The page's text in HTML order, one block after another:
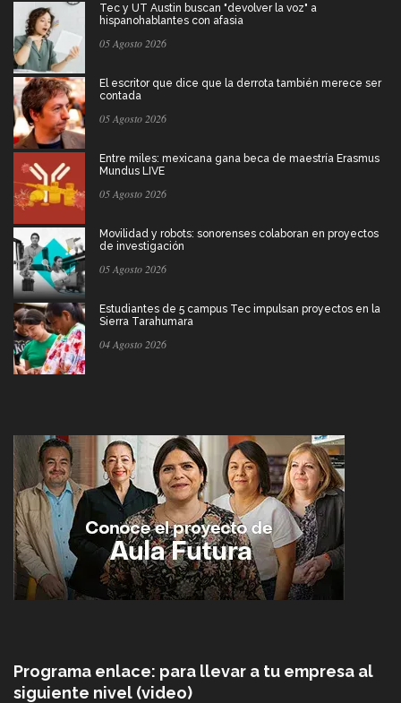
Tec y UT Austin buscan "devolver la voz" a
hispanohablantes con afasia
05 Agosto 2026
El escritor que dice que la derrota también merece ser
contada
05 Agosto 2026
Entre miles: mexicana gana beca de maestría Erasmus
Mundus LIVE
05 Agosto 2026
Movilidad y robots: sonorenses colaboran en proyectos
de investigación
05 Agosto 2026
Estudiantes de 5 campus Tec impulsan proyectos en la
Sierra Tarahumara
04 Agosto 2026
Programa enlace: para llevar a tu empresa al
siguiente nivel (video)